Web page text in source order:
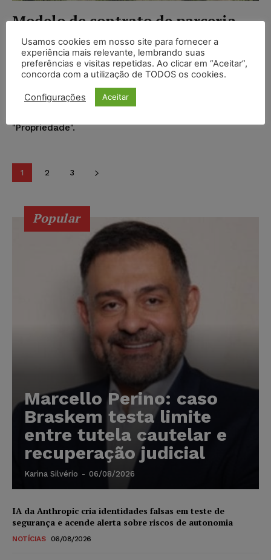
Modelo de contrato de parceria
agrícola
MODELOS DE DOCUMENTOS Juristas - 30/12/2023
Este contrato tem por objeto a parceria para
exploração agrícola da propriedade localizada em
[inserir endereço completo da propriedade], com uma
"Propriedade".
1 2 3
Popular
Marcello Perino: caso
Braskem testa limite
entre tutela cautelar e
recuperação judicial
Karina Silvério - 06/08/2026
IA da Anthropic cria identidades falsas em teste de
segurança e acende alerta sobre riscos de autonomia
NOTÍCIAS 06/08/2026
Usamos cookies em nosso site para fornecer a
experiência mais relevante, lembrando suas
preferências e visitas repetidas. Ao clicar em “Aceitar”,
concorda com a utilização de TODOS os cookies.
Configurações Aceitar